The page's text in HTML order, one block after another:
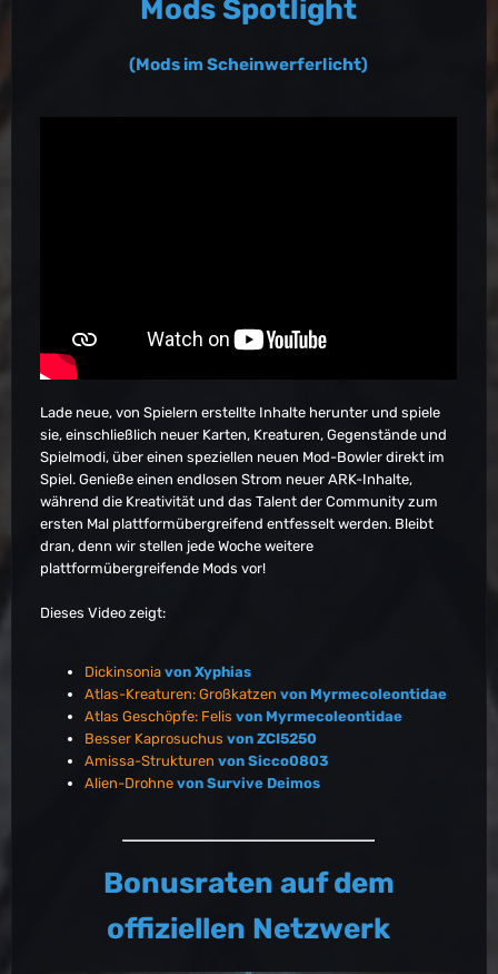
Mods Spotlight
(Mods im Scheinwerferlicht)
Lade neue, von Spielern erstellte Inhalte herunter und spiele
sie, einschließlich neuer Karten, Kreaturen, Gegenstände und
Spielmodi, über einen speziellen neuen Mod-Bowler direkt im
Spiel. Genieße einen endlosen Strom neuer ARK-Inhalte,
während die Kreativität und das Talent der Community zum
ersten Mal plattformübergreifend entfesselt werden. Bleibt
dran, denn wir stellen jede Woche weitere
plattformübergreifende Mods vor!
Dieses Video zeigt:
Dickinsonia von Xyphias
Atlas-Kreaturen: Großkatzen von Myrmecoleontidae
Atlas Geschöpfe: Felis von Myrmecoleontidae
Besser Kaprosuchus von ZCI5250
Amissa-Strukturen von Sicco0803
Alien-Drohne von Survive Deimos
Bonusraten auf dem
offiziellen Netzwerk